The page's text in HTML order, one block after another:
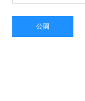
公園